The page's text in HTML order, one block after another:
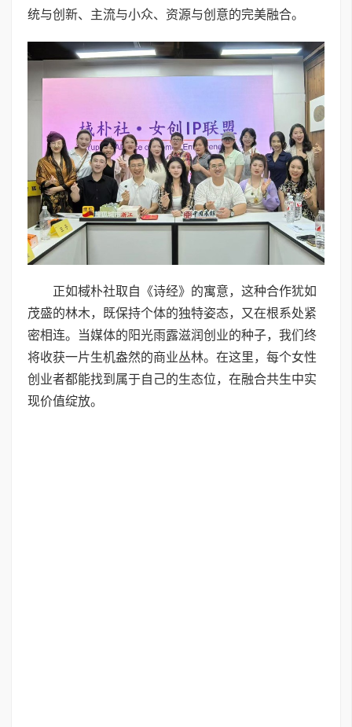
统与创新、主流与小众、资源与创意的完美融合。
正如棫朴社取自《诗经》的寓意，这种合作犹如
茂盛的林木，既保持个体的独特姿态，又在根系处紧
密相连。当媒体的阳光雨露滋润创业的种子，我们终
将收获一片生机盎然的商业丛林。在这里，每个女性
创业者都能找到属于自己的生态位，在融合共生中实
现价值绽放。